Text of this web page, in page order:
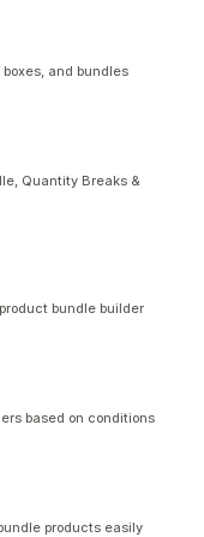
and bundles
Quantity Breaks &
bundle builder
based on conditions
products easily